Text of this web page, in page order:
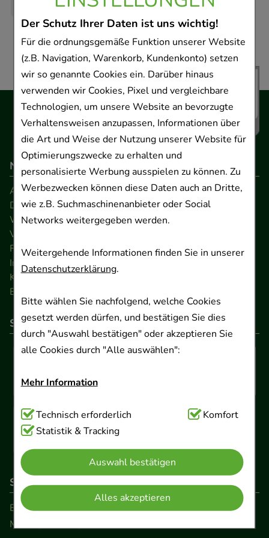
Der Schutz Ihrer Daten ist uns wichtig!
Für die ordnungsgemäße Funktion unserer Website
(z.B. Navigation, Warenkorb, Kundenkonto) setzen
wir so genannte Cookies ein. Darüber hinaus
verwenden wir Cookies, Pixel und vergleichbare
Technologien, um unsere Website an bevorzugte
Verhaltensweisen anzupassen, Informationen über
die Art und Weise der Nutzung unserer Website für
Optimierungszwecke zu erhalten und
personalisierte Werbung ausspielen zu können. Zu
Werbezwecken können diese Daten auch an Dritte,
wie z.B. Suchmaschinenanbieter oder Social
Networks weitergegeben werden.
Weitergehende Informationen finden Sie in unserer
Datenschutzerklärung.
Bitte wählen Sie nachfolgend, welche Cookies
gesetzt werden dürfen, und bestätigen Sie dies
durch "Auswahl bestätigen" oder akzeptieren Sie
alle Cookies durch "Alle auswählen":
Mehr Information
Technisch Notwendig:Hierbei handelt es sich um
Cookies, die für die Grundfunktionen unserer
Website notwendig sind (z.B. Navigation,
Warenkorb, Kundenkonto), weshalb auf diese nicht
verzichtet werden kann.
Komfort:Diese Cookies werden genutzt um das
Einkaufserlebnis noch ansprechender zu gestalten,
Technisch erforderlich
Komfort
Statistik & Tracking
Auswahl bestätigen
Alles akzeptieren
Navigation
AGB
Datenschutz
Widerrufsrecht
Versandkosten
FAQ
Impressum
Kontakt
Barrierefreiheitserklärung
So können Sie bezahlen
So erreichen Sie uns
Beratung und Kundenservice:
Montag - Freitag von 9.00 bis 17.00 Uhr